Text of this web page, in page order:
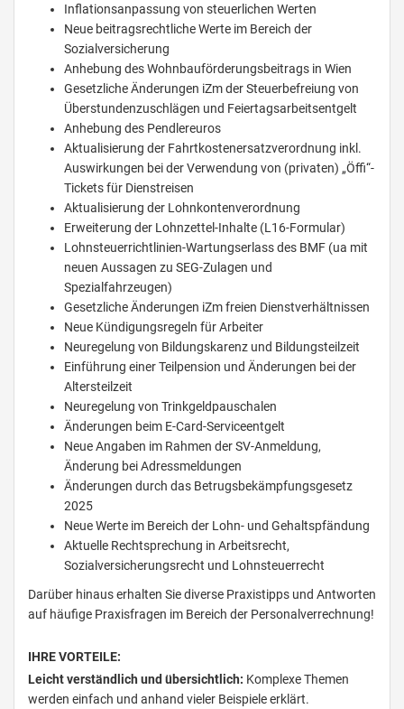
Inflationsanpassung von steuerlichen Werten
Neue beitragsrechtliche Werte im Bereich der
Sozialversicherung
Anhebung des Wohnbauförderungsbeitrags in Wien
Gesetzliche Änderungen iZm der Steuerbefreiung von
Überstundenzuschlägen und Feiertagsarbeitsentgelt
Anhebung des Pendlereuros
Aktualisierung der Fahrtkostenersatzverordnung inkl.
Auswirkungen bei der Verwendung von (privaten) „Öffi“-
Tickets für Dienstreisen
Aktualisierung der Lohnkontenverordnung
Erweiterung der Lohnzettel-Inhalte (L16-Formular)
Lohnsteuerrichtlinien-Wartungserlass des BMF (ua mit
neuen Aussagen zu SEG-Zulagen und
Spezialfahrzeugen)
Gesetzliche Änderungen iZm freien Dienstverhältnissen
Neue Kündigungsregeln für Arbeiter
Neuregelung von Bildungskarenz und Bildungsteilzeit
Einführung einer Teilpension und Änderungen bei der
Altersteilzeit
Neuregelung von Trinkgeldpauschalen
Änderungen beim E-Card-Serviceentgelt
Neue Angaben im Rahmen der SV-Anmeldung,
Änderung bei Adressmeldungen
Änderungen durch das Betrugsbekämpfungsgesetz
2025
Neue Werte im Bereich der Lohn- und Gehaltspfändung
Aktuelle Rechtsprechung in Arbeitsrecht,
Sozialversicherungsrecht und Lohnsteuerrecht
Darüber hinaus erhalten Sie diverse Praxistipps und Antworten
auf häufige Praxisfragen im Bereich der Personalverrechnung!
IHRE VORTEILE:
Leicht verständlich und übersichtlich: Komplexe Themen
werden einfach und anhand vieler Beispiele erklärt.